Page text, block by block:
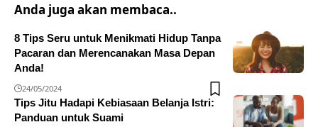
Anda juga akan membaca..
8 Tips Seru untuk Menikmati Hidup Tanpa
Pacaran dan Merencanakan Masa Depan
Anda!
24/05/2024
Tips Jitu Hadapi Kebiasaan Belanja Istri:
Panduan untuk Suami